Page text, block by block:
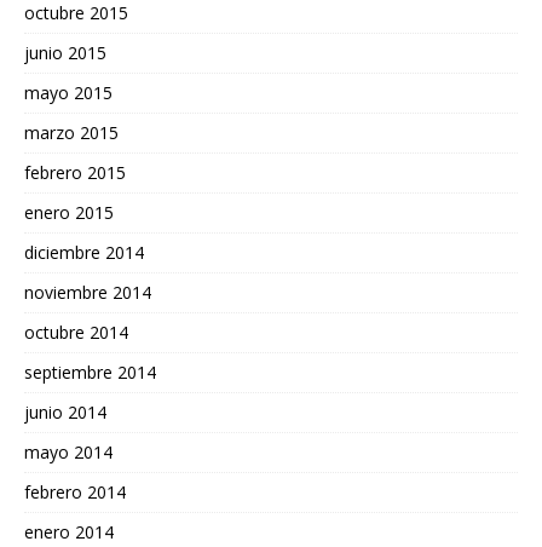
octubre 2015
junio 2015
mayo 2015
marzo 2015
febrero 2015
enero 2015
diciembre 2014
noviembre 2014
octubre 2014
septiembre 2014
junio 2014
mayo 2014
febrero 2014
enero 2014